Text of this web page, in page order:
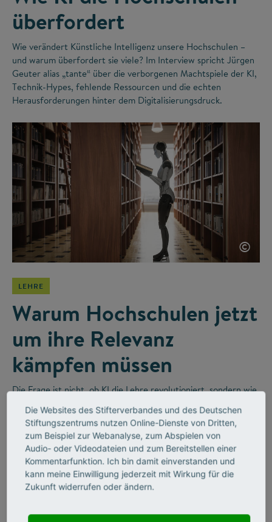
überfordert
Wie verändert Künstliche Intelligenz unsere Hochschulen –
und warum überfordert sie viele? Im Interview spricht Jürgen
Geuter alias „tante“ über die verborgenen Machtspiele der KI,
Technik-Hypes, fehlende Ressourcen und die echten
Herausforderungen hinter dem Digitalisierungsdruck.
©
LEHRE
Warum Hochschulen jetzt
um ihre Relevanz
kämpfen müssen
Die Frage ist nicht, ob KI die Lehre revolutioniert, sondern wie
Religionswissenschaftler Bernhard Lange vom disruptiven
Wandel in Hochschulen und wie Unternehmen diesen
befeuern werden.
Die Websites des Stifterverbandes und des Deutschen
Stiftungszentrums nutzen Online-Dienste von Dritten,
zum Beispiel zur Webanalyse, zum Abspielen von
Audio- oder Videodateien und zum Bereitstellen einer
Kommentarfunktion. Ich bin damit einverstanden und
kann meine Einwilligung jederzeit mit Wirkung für die
Zukunft widerrufen oder ändern.